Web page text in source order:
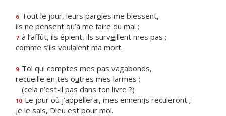
6 Tout le jour, leurs paroles me blessent,
ils ne pensent qu’à me faire du mal ;
7 à l’affût, ils épient, ils surveillent mes pas ;
comme s’ils voulaient ma mort.
9 Toi qui comptes mes pas vagabonds,
recueille en tes outres mes larmes ;
(cela n’est-il pas dans ton livre ?)
10 Le jour où j’appellerai, mes ennemis reculeront ;
je le sais, Dieu est pour moi.